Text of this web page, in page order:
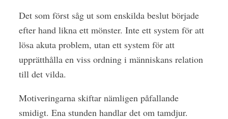
Det som först såg ut som enskilda beslut började
efter hand likna ett mönster. Inte ett system för att
lösa akuta problem, utan ett system för att
upprätthålla en viss ordning i människans relation
till det vilda.
Motiveringarna skiftar nämligen påfallande
smidigt. Ena stunden handlar det om tamdjur.